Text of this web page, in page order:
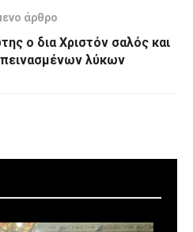
άρθρο
ο δια Χριστόν σαλός και
λύκων